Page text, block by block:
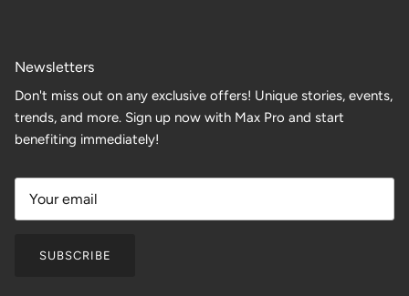
Newsletters
Don't miss out on any exclusive offers! Unique stories, events,
trends, and more. Sign up now with Max Pro and start
benefiting immediately!
SUBSCRIBE